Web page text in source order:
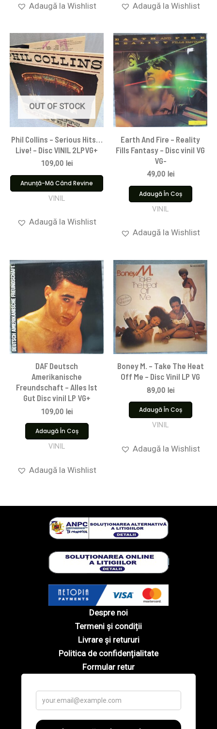
Adaugă la Wishlist Adaugă la Wishlist
OUT OF STOCK
Phil Collins – Serious Hits…
Live! – Disc VINIL 2LPVG+
109,00 lei
Anunță-Mă Când Revine
VINIL
Adaugă la Wishlist
Earth And Fire – Reality
Fills Fantasy – Disc vinil VG
VG-
49,00 lei
Adaugă În Coș
VINIL
Adaugă la Wishlist
DAF Deutsch
Amerikanische
Freundschaft – Alles Ist
Gut Disc vinil LP VG+
109,00 lei
Adaugă În Coș
VINIL
Adaugă la Wishlist
Boney M. – Take The Heat
Off Me – Disc Vinil LP VG
89,00 lei
Adaugă În Coș
VINIL
Adaugă la Wishlist
Despre noi
Termeni și condiții
Livrare și retururi
Politica de confidențialitate
Formular retur